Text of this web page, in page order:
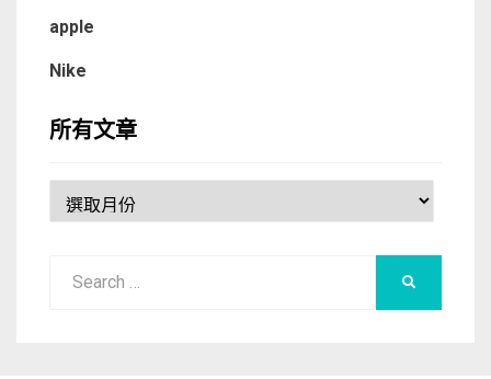
apple
Nike
所有文章
有